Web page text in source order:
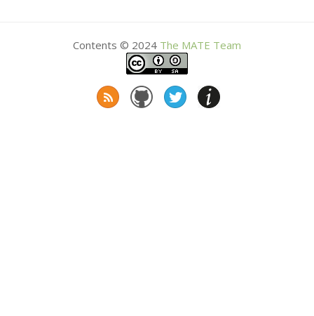
Contents © 2024 The MATE Team